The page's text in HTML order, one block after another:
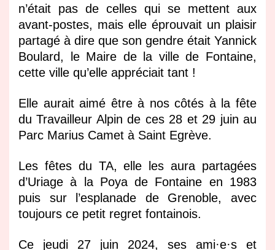
n’était pas de celles qui se mettent aux
avant-postes, mais elle éprouvait un plaisir
partagé à dire que son gendre était Yannick
Boulard, le Maire de la ville de Fontaine,
cette ville qu’elle appréciait tant !
Elle aurait aimé être à nos côtés à la fête
du Travailleur Alpin de ces 28 et 29 juin au
Parc Marius Camet à Saint Egrève.
Les fêtes du TA, elle les aura partagées
d’Uriage à la Poya de Fontaine en 1983
puis sur l’esplanade de Grenoble, avec
toujours ce petit regret fontainois.
Ce jeudi 27 juin 2024, ses ami·e·s et